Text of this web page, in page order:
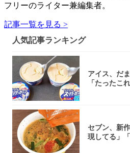
フリーのライター兼編集者。
記事一覧を見る >
人気記事ランキング
アイス、だ
「たったこ
セブン、新
現してる」